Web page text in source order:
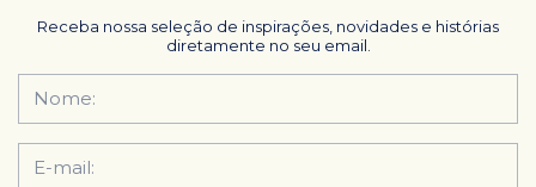
Receba nossa seleção de inspirações, novidades e histórias
diretamente no seu email.